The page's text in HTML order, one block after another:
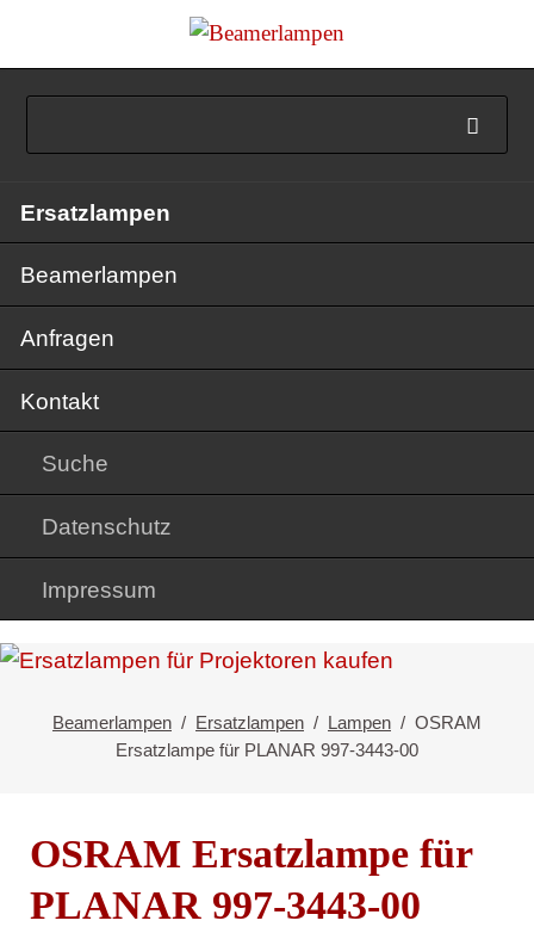
überspringen
Ersatzlampen
Beamerlampen
Anfragen
Kontakt
Suche
Datenschutz
Impressum
Beamerlampen Ersatzlampen Lampen
OSRAM
Ersatzlampe für PLANAR 997-3443-00
OSRAM Ersatzlampe für
PLANAR 997-3443-00